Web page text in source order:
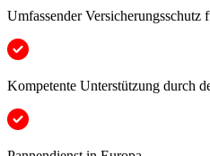
Umfassender Versicherungsschutz
Kompetente Unterstützung durch